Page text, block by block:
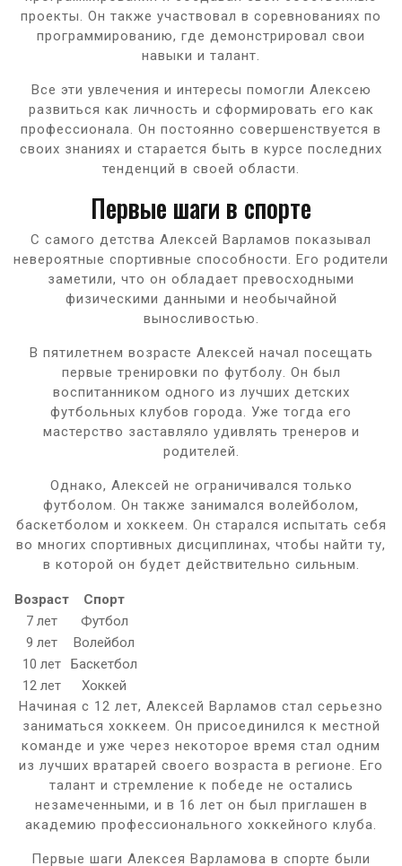
проекты. Он также участвовал в соревнованиях по
программированию, где демонстрировал свои
навыки и талант.
Все эти увлечения и интересы помогли Алексею
развиться как личность и сформировать его как
профессионала. Он постоянно совершенствуется в
своих знаниях и старается быть в курсе последних
тенденций в своей области.
Первые шаги в спорте
С самого детства Алексей Варламов показывал
невероятные спортивные способности. Его родители
заметили, что он обладает превосходными
физическими данными и необычайной
выносливостью.
В пятилетнем возрасте Алексей начал посещать
первые тренировки по футболу. Он был
воспитанником одного из лучших детских
футбольных клубов города. Уже тогда его
мастерство заставляло удивлять тренеров и
родителей.
Однако, Алексей не ограничивался только
футболом. Он также занимался волейболом,
баскетболом и хоккеем. Он старался испытать себя
во многих спортивных дисциплинах, чтобы найти ту,
в которой он будет действительно сильным.
Возраст
Спорт
7 лет
Футбол
9 лет
Волейбол
10 лет
Баскетбол
12 лет
Хоккей
Начиная с 12 лет, Алексей Варламов стал серьезно
заниматься хоккеем. Он присоединился к местной
команде и уже через некоторое время стал одним
из лучших вратарей своего возраста в регионе. Его
талант и стремление к победе не остались
незамеченными, и в 16 лет он был приглашен в
академию профессионального хоккейного клуба.
Первые шаги Алексея Варламова в спорте были